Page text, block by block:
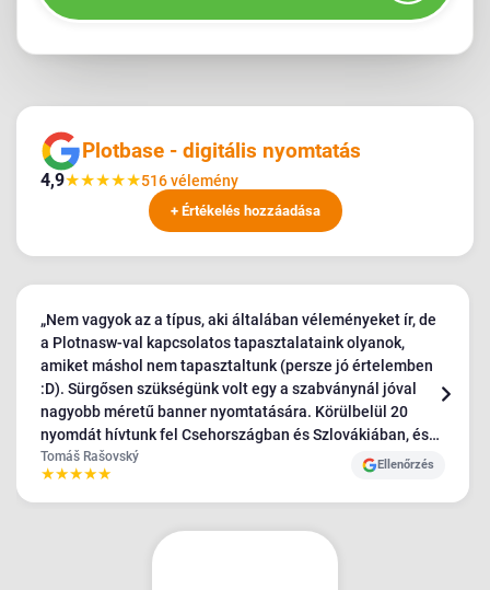
Plotbase - digitális nyomtatás
4,9★★★★★516 vélemény
+ Értékelés hozzáadása
„Nem vagyok az a típus, aki általában véleményeket ír, de
a Plotnasw-val kapcsolatos tapasztalataink olyanok,
amiket máshol nem tapasztaltunk (persze jó értelemben
:D). Sürgősen szükségünk volt egy a szabványnál jóval
nagyobb méretű banner nyomtatására. Körülbelül 20
nyomdát hívtunk fel Csehországban és Szlovákiában, és
az egyetlen, aki beleegyezett a követelményeinkbe, a
Plotbase volt - nagyon pozitív hozzáállással, a többiek
viszonylag kellemetlenek és vonakodóak voltak. A
ahogy mondtam, még soha sehol nem tapasztaltam ilyen
Tomáš Rašovský
★★★★★ Ellenőrzés